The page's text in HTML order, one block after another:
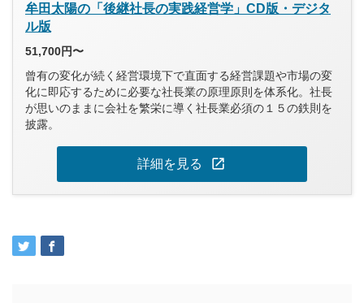
牟田太陽の「後継社長の実践経営学」CD版・デジタ
ル版
51,700円〜
曾有の変化が続く経営環境下で直面する経営課題や市場の変
化に即応するために必要な社長業の原理原則を体系化。社長
が思いのままに会社を繁栄に導く社長業必須の１５の鉄則を
披露。
詳細を見る open_in_new